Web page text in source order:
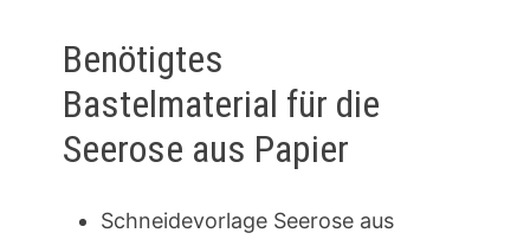
Benötigtes
Bastelmaterial für die
Seerose aus Papier
Schneidevorlage Seerose aus